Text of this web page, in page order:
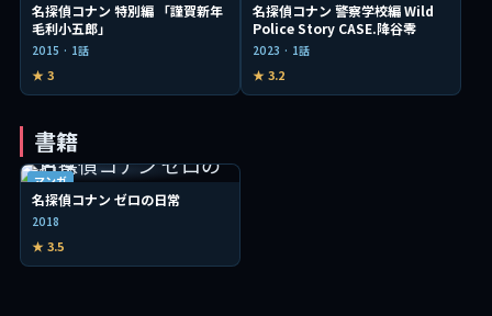
名探偵コナン 特別編 「謹賀新年
毛利小五郎」
2015 · 1話
★ 3
名探偵コナン 警察学校編 Wild
Police Story CASE.降谷零
2023 · 1話
★ 3.2
書籍
マンガ
名探偵コナン ゼロの日常
2018
★ 3.5